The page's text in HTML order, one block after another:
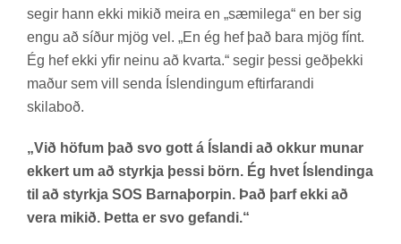
seg­ir hann ekki mik­ið meira en „sæmi­lega“ en ber sig
engu að síð­ur mjög vel. „En ég hef það bara mjög fínt.
Ég hef ekki yfir neinu að kvarta.“ seg­ir þessi geð­þekki
mað­ur sem vill senda Ís­lend­ing­um eft­ir­far­andi
skila­boð.
„Við höfum það svo gott á Íslandi að okkur munar
ekkert um að styrkja þessi börn. Ég hvet Íslendinga
til að styrkja SOS Barnaþorpin. Það þarf ekki að
vera mikið. Þetta er svo gefandi.“